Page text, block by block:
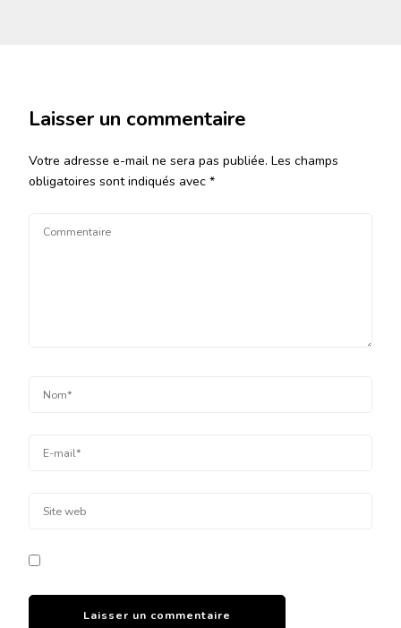
Laisser un commentaire
Votre adresse e-mail ne sera pas publiée. Les champs
obligatoires sont indiqués avec *